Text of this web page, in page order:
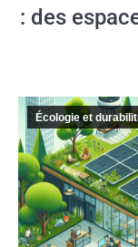
: des
Écologie et